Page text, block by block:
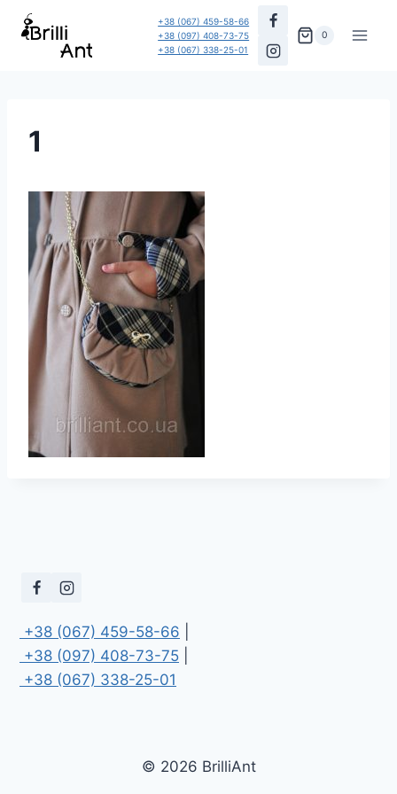
Перейти
+38 (067) 459-58-66
+38 (097) 408-73-75
+38 (067) 338-25-01
0
1
+38 (067) 459-58-66
+38 (097) 408-73-75
+38 (067) 338-25-01
© 2026 BrilliAnt